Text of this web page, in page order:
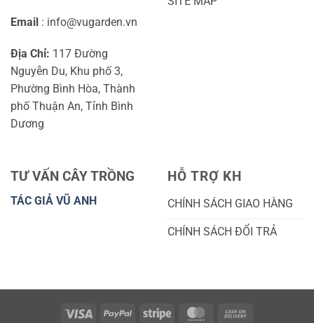
Email : info@vugarden.vn
Địa Chỉ: 117 Đường
Nguyễn Du, Khu phố 3,
Phường Bình Hòa, Thành
phố Thuận An, Tỉnh Bình
Dương
TƯ VẤN CÂY TRỒNG
TÁC GIẢ VŨ ANH
HỖ TRỢ KH
CHÍNH SÁCH GIAO HÀNG
CHÍNH SÁCH ĐỔI TRẢ
Visa PayPal Stripe MasterCard